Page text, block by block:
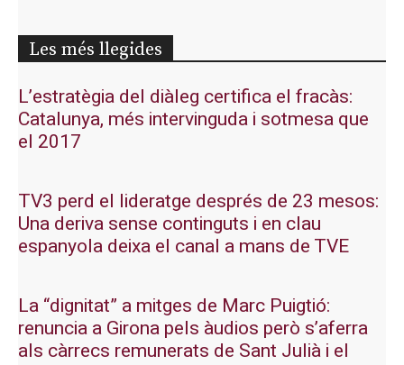
Les més llegides
L’estratègia del diàleg certifica el fracàs:
Catalunya, més intervinguda i sotmesa que
el 2017
TV3 perd el lideratge després de 23 mesos:
Una deriva sense continguts i en clau
espanyola deixa el canal a mans de TVE
La “dignitat” a mitges de Marc Puigtió:
renuncia a Girona pels àudios però s’aferra
als càrrecs remunerats de Sant Julià i el